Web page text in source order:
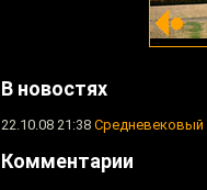
В новостях
22.10.08 21:38 Средневековый
Комментарии